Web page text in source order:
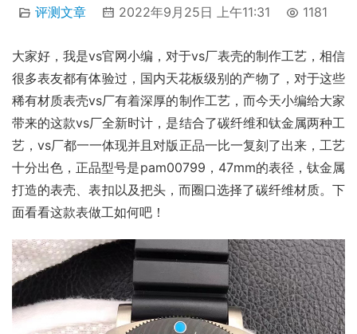
评测文章 2022年9月25日 上午11:31 1181
大家好，我是vs官网小编，对于vs厂表壳的制作工艺，相信
很多表友都有体验过，国内天花板级别的产物了，对于这些
稀有材质表壳vs厂有着深厚的制作工艺，而今天小编给大家
带来的这款vs厂全新时计，是结合了碳纤维和钛金属两种工
艺，vs厂都一一体现并且对版正品一比一复刻了出来，工艺
十分出色，正品型号是pam00799，47mm的表径，钛金属
打造的表壳、表扣以及把头，而圈口选择了碳纤维材质。下
面看看这款表做工如何吧！